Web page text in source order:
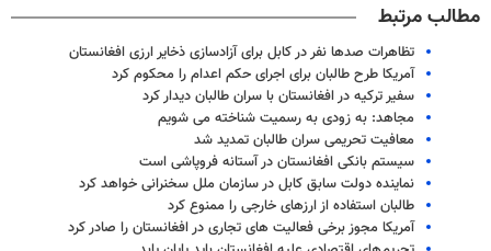
مطالب مرتبط
تظاهرات صدها نفر در کابل برای آزادسازی ذخایر ارزی افغانستان
آمریکا طرح طالبان برای اجرای حکم اعدام را محکوم کرد
سفیر ترکیه در افغانستان با سران طالبان دیدار کرد
مجاهد: به زودی به رسمیت شناخته می شویم
معافیت تحریمی سران طالبان تمدید شد
سیستم بانکی افغانستان در آستانه فروپاشی است
نماینده دولت سابق کابل در سازمان ملل سخنرانی خواهد کرد
طالبان استفاده از ارزهای خارجی را ممنوع کرد
آمریکا مجوز برخی فعالیت های تجاری در افغانستان را صادر کرد